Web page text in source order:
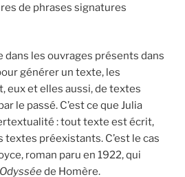
de phrases signatures
dans les ouvrages présents dans
générer un texte, les
eux et elles aussi, de textes
le passé. C’est ce que Julia
: tout texte est écrit,
textes préexistants. C’est le cas
roman paru en 1922, qui
de Homère.